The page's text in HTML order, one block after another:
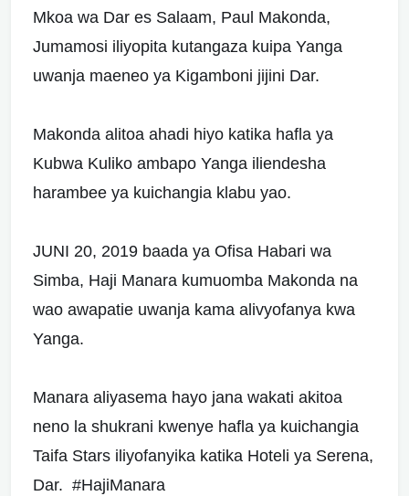
Mkoa wa Dar es Salaam, Paul Makonda,
Jumamosi iliyopita kutangaza kuipa Yanga
uwanja maeneo ya Kigamboni jijini Dar.
Makonda alitoa ahadi hiyo katika hafla ya
Kubwa Kuliko ambapo Yanga iliendesha
harambee ya kuichangia klabu yao.
JUNI 20, 2019 baada ya Ofisa Habari wa
Simba, Haji Manara kumuomba Makonda na
wao awapatie uwanja kama alivyofanya kwa
Yanga.
Manara aliyasema hayo jana wakati akitoa
neno la shukrani kwenye hafla ya kuichangia
Taifa Stars iliyofanyika katika Hoteli ya Serena,
Dar. #HajiManara